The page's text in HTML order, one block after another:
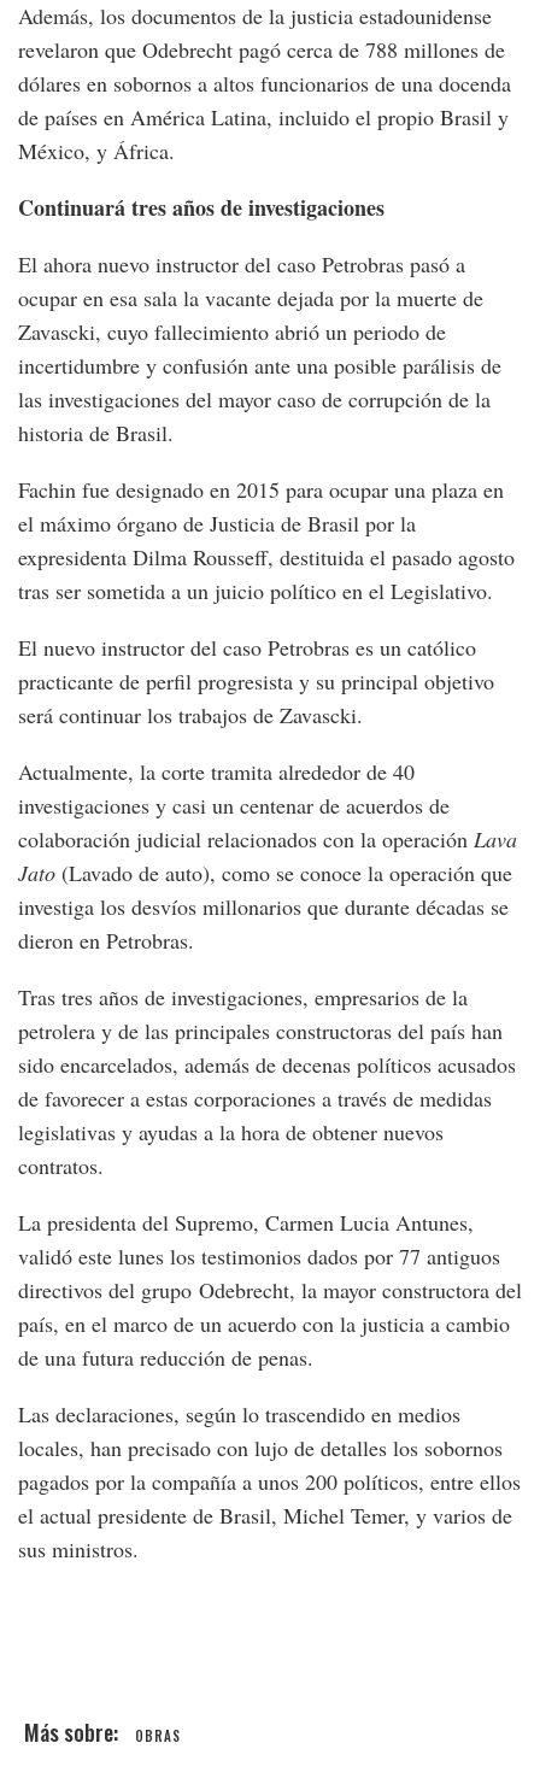
Además, los documentos de la justicia estadounidense
revelaron que Odebrecht pagó cerca de 788 millones de
dólares en sobornos a altos funcionarios de una docenda
de países en América Latina, incluido el propio Brasil y
México, y África.
Continuará tres años de investigaciones
El ahora nuevo instructor del caso Petrobras pasó a
ocupar en esa sala la vacante dejada por la muerte de
Zavascki, cuyo fallecimiento abrió un periodo de
incertidumbre y confusión ante una posible parálisis de
las investigaciones del mayor caso de corrupción de la
historia de Brasil.
Fachin fue designado en 2015 para ocupar una plaza en
el máximo órgano de Justicia de Brasil por la
expresidenta Dilma Rousseff, destituida el pasado agosto
tras ser sometida a un juicio político en el Legislativo.
El nuevo instructor del caso Petrobras es un católico
practicante de perfil progresista y su principal objetivo
será continuar los trabajos de Zavascki.
Actualmente, la corte tramita alrededor de 40
investigaciones y casi un centenar de acuerdos de
colaboración judicial relacionados con la operación Lava
Jato (Lavado de auto), como se conoce la operación que
investiga los desvíos millonarios que durante décadas se
dieron en Petrobras.
Tras tres años de investigaciones, empresarios de la
petrolera y de las principales constructoras del país han
sido encarcelados, además de decenas políticos acusados
de favorecer a estas corporaciones a través de medidas
legislativas y ayudas a la hora de obtener nuevos
contratos.
La presidenta del Supremo, Carmen Lucia Antunes,
validó este lunes los testimonios dados por 77 antiguos
directivos del grupo Odebrecht, la mayor constructora del
país, en el marco de un acuerdo con la justicia a cambio
de una futura reducción de penas.
Las declaraciones, según lo trascendido en medios
locales, han precisado con lujo de detalles los sobornos
pagados por la compañía a unos 200 políticos, entre ellos
el actual presidente de Brasil, Michel Temer, y varios de
sus ministros.
OBRAS